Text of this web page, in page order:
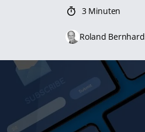
3 Minuten
Roland Bernhard